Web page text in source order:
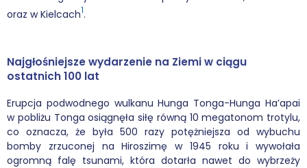
oraz w Kielcach1.
Najgłośniejsze wydarzenie na Ziemi w ciągu
ostatnich 100 lat
Erupcja podwodnego wulkanu Hunga Tonga-Hunga Ha’apai
w pobliżu Tonga osiągnęła siłę równą 10 megatonom trotylu,
co oznacza, że była 500 razy potężniejsza od wybuchu
bomby zrzuconej na Hiroszimę w 1945 roku i wywołała
ogromną falę tsunami, która dotarła nawet do wybrzeży